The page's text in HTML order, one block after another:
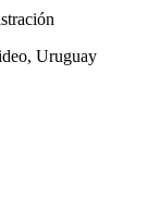
Uruguay